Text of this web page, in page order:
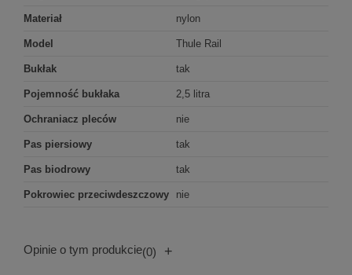
Materiał nylon
Model Thule Rail
Bukłak tak
Pojemność bukłaka 2,5 litra
Ochraniacz pleców nie
Pas piersiowy tak
Pas biodrowy tak
Pokrowiec przeciwdeszczowy nie
Opinie o tym produkcie(0) +